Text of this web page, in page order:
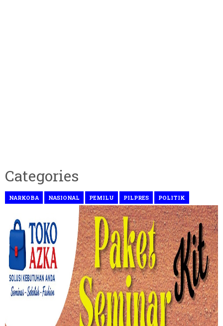
Categories
NARKOBA NASIONAL PEMILU PILPRES POLITIK